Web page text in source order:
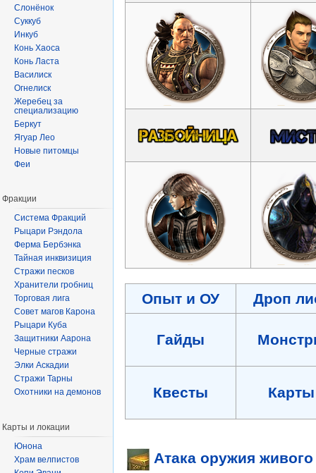
Опыт и ОУ Дроп
Гайды
Квесты Карты
Атака оружия живого
Слонёнок
Суккуб
Инкуб
Конь Хаоса
Конь Ласта
Василиск
Огнелиск
Жеребец за
специализацию
Беркут
Ягуар Лео
Новые питомцы
Феи
Фракции
Система Фракций
Рыцари Рэндола
Ферма Бербэнка
Тайная инквизиция
Стражи песков
Хранители гробниц
Торговая лига
Совет магов Карона
Рыцари Куба
Защитники Аарона
Черные стражи
Элки Аскадии
Стражи Тарны
Охотники на демонов
Карты и локации
Юнона
Храм велпистов